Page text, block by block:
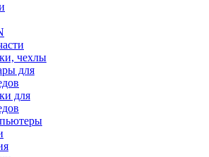
чехлы
для
для